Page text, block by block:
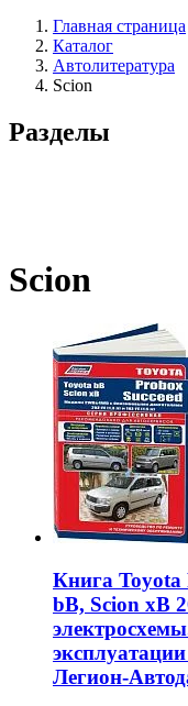
Главная страница
Каталог
Автолитература
Scion
Разделы
Scion
Книга Toyota
bB, Scion xB
Легион-